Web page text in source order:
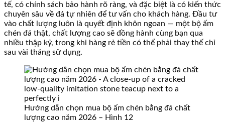
tế, có chính sách bảo hành rõ ràng, và đặc biệt là có kiến thức
chuyên sâu về đá tự nhiên để tư vấn cho khách hàng. Đầu tư
vào chất lượng luôn là quyết định khôn ngoan — một bộ ấm
chén đá thật, chất lượng cao sẽ đồng hành cùng bạn qua
nhiều thập kỷ, trong khi hàng rẻ tiền có thể phải thay thế chỉ
sau vài tháng sử dụng.
Hướng dẫn chọn mua bộ ấm chén bằng đá chất
lượng cao năm 2026 – Hình 12